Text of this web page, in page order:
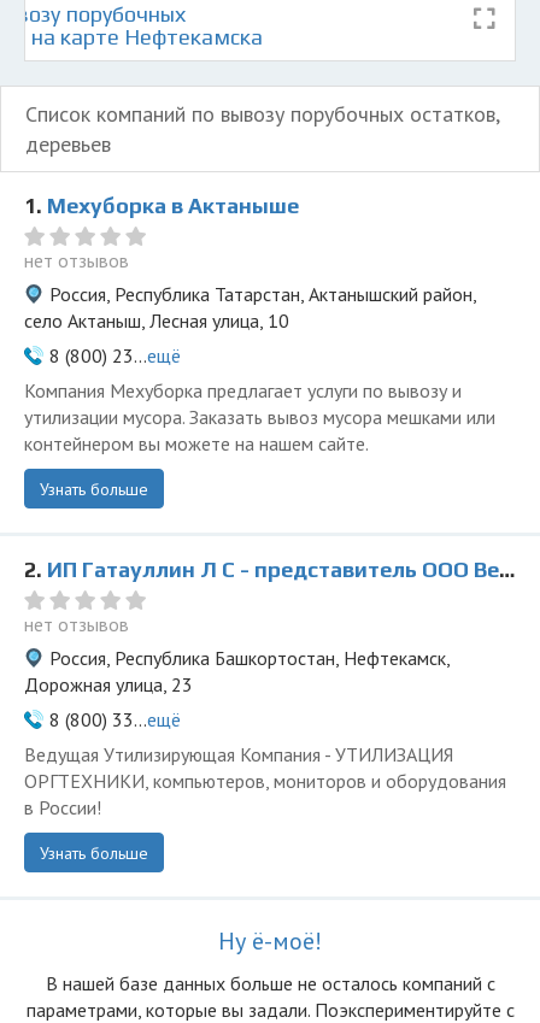
порубочных
на карте Нефтекамска
Список компаний по вывозу порубочных остатков,
деревьев
1. Мехуборка в Актаныше
нет отзывов
Россия, Республика Татарстан, Актанышский район,
село Актаныш, Лесная улица, 10
8 (800) 23...ещё
Компания Мехуборка предлагает услуги по вывозу и
утилизации мусора. Заказать вывоз мусора мешками или
контейнером вы можете на нашем сайте.
Узнать больше
2. ИП Гатауллин Л С - представитель ООО Ведущая Утилизирующая Компания
нет отзывов
Россия, Республика Башкортостан, Нефтекамск,
Дорожная улица, 23
8 (800) 33...ещё
Ведущая Утилизирующая Компания - УТИЛИЗАЦИЯ
ОРГТЕХНИКИ, компьютеров, мониторов и оборудования
в России!
Узнать больше
Ну ё-моё!
В нашей базе данных больше не осталоcь компаний с
параметрами, которые вы задали. Поэкспериментируйте с